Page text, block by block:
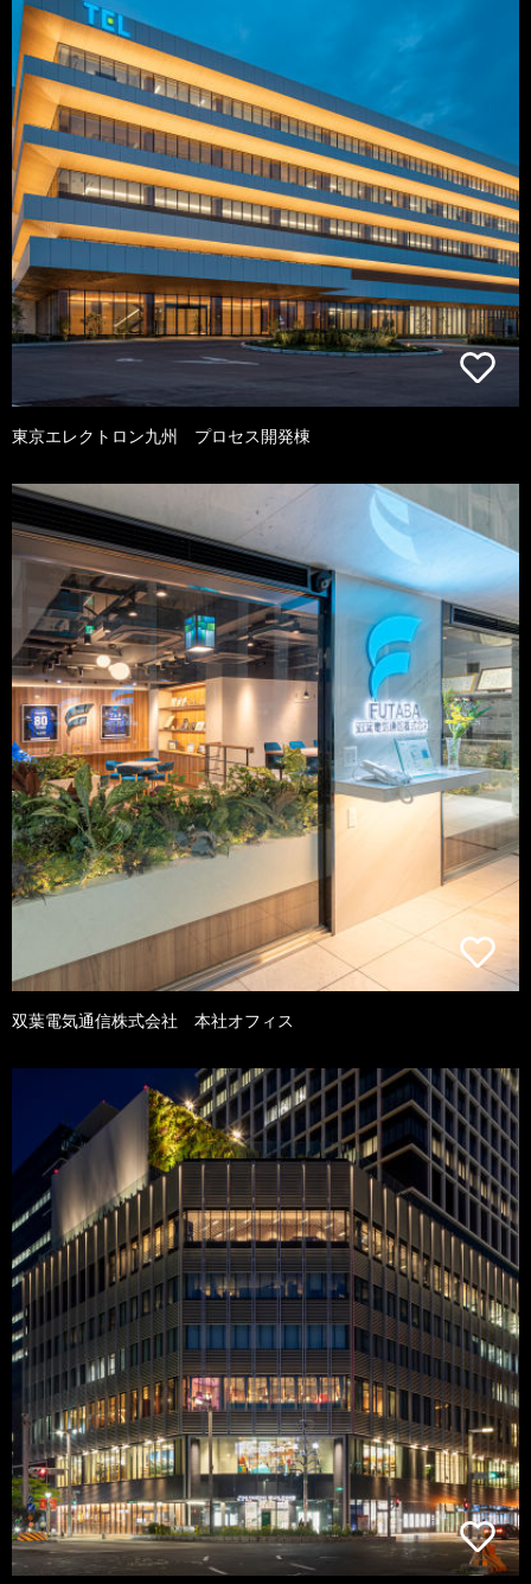
東京エレクトロン九州 プロセス開発棟
双葉電気通信株式会社 本社オフィス